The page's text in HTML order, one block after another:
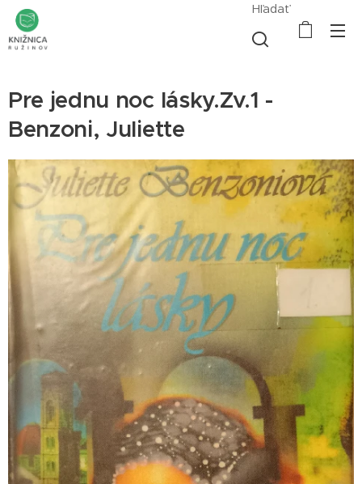
Hľadať
Pre jednu noc lásky.Zv.1 -
Benzoni, Juliette